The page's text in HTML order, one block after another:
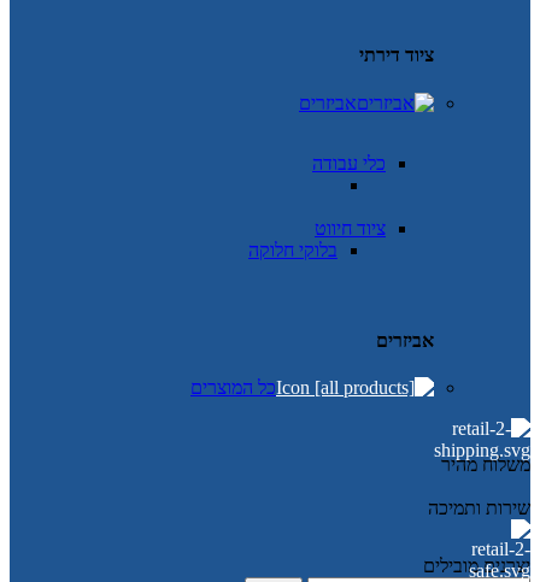
ציוד דירתי
אביזרים
כלי עבודה
ציוד חיווט
בלוקי חלוקה
אביזרים
כל המוצרים
משלוח מהיר
שירות ותמיכה
יצרנים מובילים